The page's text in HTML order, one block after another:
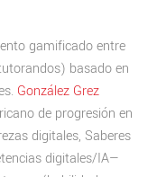
gamificado entre
basado en
González Grez
de progresión en
digitales, Saberes
digitales/IA—